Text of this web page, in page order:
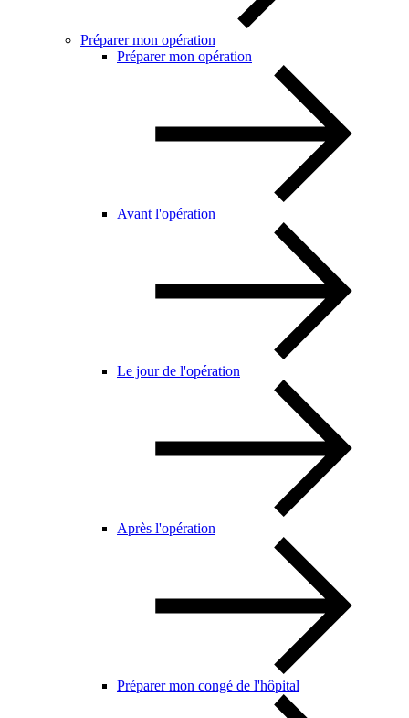
Préparer mon opération
Préparer mon opération
Avant l'opération
Le jour de l'opération
Après l'opération
Préparer mon congé de l'hôpital